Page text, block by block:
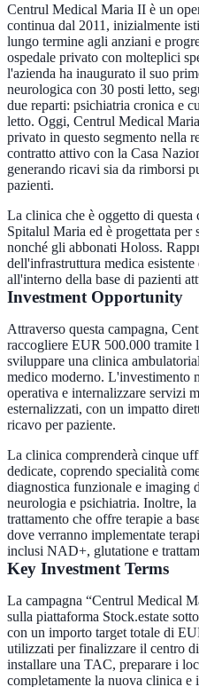
Centrul Medical Maria II è un
continua dal 2011, inizialmente
lungo termine agli anziani e
ospedale privato con molteplici
l'azienda ha inaugurato il suo
neurologica con 30 posti letto,
due reparti: psichiatria cronica e
letto. Oggi, Centrul Medical
privato in questo segmento nella
contratto attivo con la Casa
generando ricavi sia da rimborsi
pazienti.
La clinica che è oggetto di questa
Spitalul Maria ed è progettata per
nonché gli abbonati Holoss.
dell'infrastruttura medica
all'interno della base di pazienti
Investment Opportunity
Attraverso questa campagna,
raccogliere EUR 500.000 tramite
sviluppare una clinica
medico moderno. L'investimento
operativa e internalizzare servizi
esternalizzati, con un impatto
ricavo per paziente.
La clinica comprenderà cinque
dedicate, coprendo specialità
diagnostica funzionale e imaging
neurologia e psichiatria. Inoltre,
trattamento che offre terapie a
dove verranno implementate
inclusi NAD+, glutatione e
Key Investment Terms
La campagna “Centrul Medical
sulla piattaforma Stock.estate
con un importo target totale di
utilizzati per finalizzare il centro
installare una TAC, preparare i
completamente la nuova clinica